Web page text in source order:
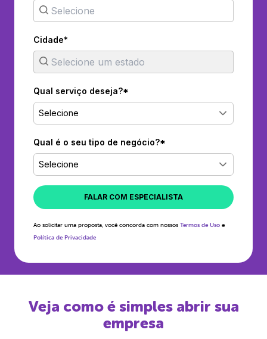
Cidade*
Qual serviço deseja?*
Selecione
Qual é o seu tipo de negócio?*
Selecione
FALAR COM ESPECIALISTA
Ao solicitar uma proposta, você concorda com nossos Termos de Uso e
Política de Privacidade
Veja como é simples abrir sua
empresa